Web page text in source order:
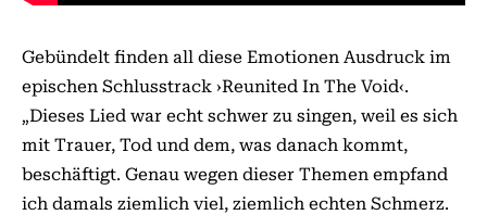
Gebündelt finden all diese Emotionen Ausdruck im
epischen Schlusstrack ›Reunited In The Void‹.
„Dieses Lied war echt schwer zu singen, weil es sich
mit Trauer, Tod und dem, was danach kommt,
beschäftigt. Genau wegen dieser Themen empfand
ich damals ziemlich viel, ziemlich echten Schmerz.